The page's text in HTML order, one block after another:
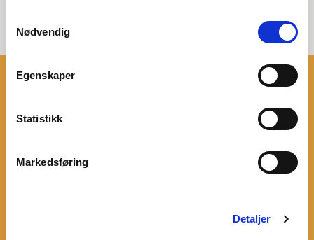
Nødvendig
Egenskaper
Statistikk
Markedsføring
Detaljer
Klar for å komme godt i gang med
Ta kontakt med oss for en uforpliktende prat.